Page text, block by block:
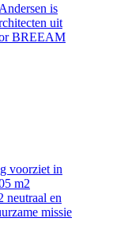
is
uit
BREEAM
voorziet in
m2
neutraal en
missie